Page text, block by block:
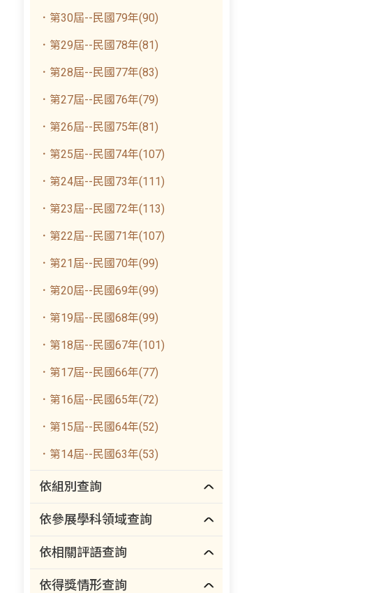
．第30屆--民國79年(90)
．第29屆--民國78年(81)
．第28屆--民國77年(83)
．第27屆--民國76年(79)
．第26屆--民國75年(81)
．第25屆--民國74年(107)
．第24屆--民國73年(111)
．第23屆--民國72年(113)
．第22屆--民國71年(107)
．第21屆--民國70年(99)
．第20屆--民國69年(99)
．第19屆--民國68年(99)
．第18屆--民國67年(101)
．第17屆--民國66年(77)
．第16屆--民國65年(72)
．第15屆--民國64年(52)
．第14屆--民國63年(53)
依組別查詢
依參展學科領域查詢
依相關評語查詢
依得獎情形查詢